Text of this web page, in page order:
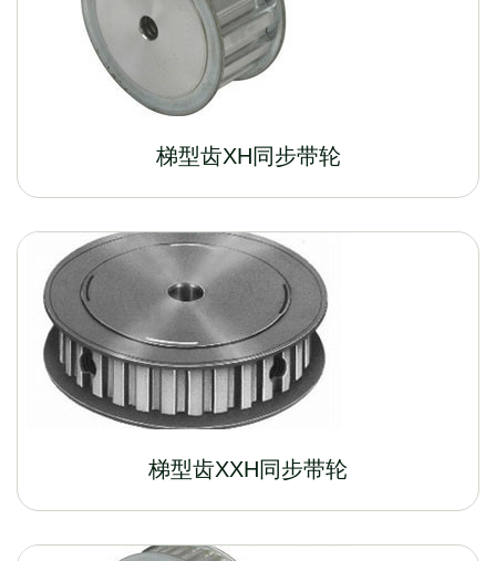
梯型齿XH同步带轮
梯型齿XXH同步带轮